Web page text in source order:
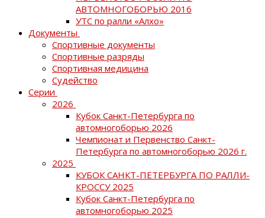
АВТОМНОГОБОРЬЮ 2016
УТС по ралли «Алхо»
Документы
Спортивные документы
Спортивные разряды
Спортивная медицина
Судейство
Серии
2026
Кубок Санкт-Петербурга по
автомногоборью 2026
Чемпионат и Первенство Санкт-
Петербурга по автомногоборью 2026 г.
2025
КУБОК САНКТ-ПЕТЕРБУРГА ПО РАЛЛИ-
КРОССУ 2025
Кубок Санкт-Петербурга по
автомногоборью 2025